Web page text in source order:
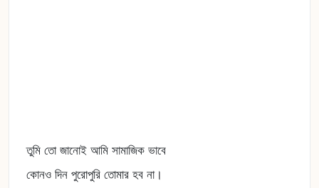
তুমি তো জানোই আমি সামাজিক ভাবে
কোনও দিন পুরোপুরি তোমার হব না।